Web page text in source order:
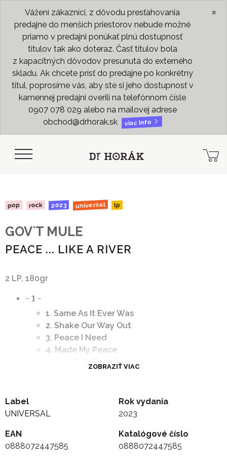
Vážení zákazníci, z dôvodu presťahovania
predajne do menších priestorov nebude možné
priamo v predajni ponúkať plnú dostupnosť
titulov tak ako doteraz. Časť titulov bola
z kapacitných dôvodov presunutá do externého
skladu. Ak chcete prísť do predajne po konkrétny
titul, poprosíme vás, aby ste si jeho dostupnosť v
kamennej predajni overili na telefónnom čísle
0907 078 029 alebo na mailovej adrese
obchod@drhorak.sk
viac info
×
pop rock 2023 universal lp
GOV`T MULE
PEACE ... LIKE A RIVER
2 LP, 180gr
- 1 -
1. Same As It Ever Was
2. Shake Our Way Out
3. Peace I Need
4. Made My Peace
5. Your Only Friend
1. Head Full of Thunder
2. The River Only Flows One Way
4. Just Across the River
5. Long Time Coming
ZOBRAZIŤ VIAC
Label
UNIVERSAL
Rok vydania
2023
EAN
0888072447585
Katalógové číslo
0888072447585